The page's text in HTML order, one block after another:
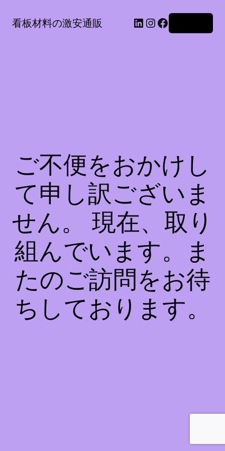
看板材料の激安通販 LinkedIn Instagram Facebook
ご不便をおかけし
て申し訳ございま
せん。 現在、取り
組んでいます。ま
たのご訪問をお待
ちしております。